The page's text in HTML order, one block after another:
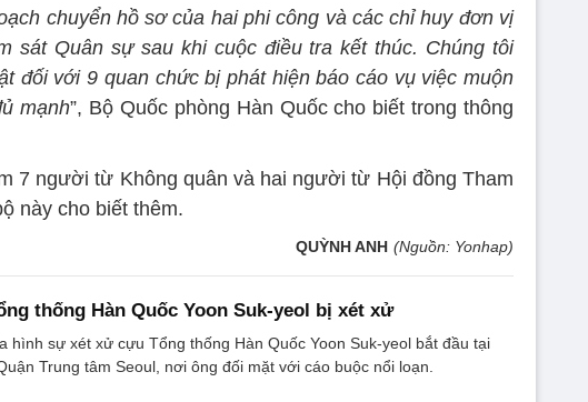
chuyển hồ sơ của hai phi công và các chỉ huy đơn vị
sát Quân sự sau khi cuộc điều tra kết thúc. Chúng tôi
đối với 9 quan chức bị phát hiện báo cáo vụ việc muộn
mạnh”, Bộ Quốc phòng Hàn Quốc cho biết trong thông
7 người từ Không quân và hai người từ Hội đồng Tham
này cho biết thêm.
QUỲNH ANH (Nguồn: Yonhap)
thống Hàn Quốc Yoon Suk-yeol bị xét xử
hình sự xét xử cựu Tổng thống Hàn Quốc Yoon Suk-yeol bắt đầu tại
Trung tâm Seoul, nơi ông đối mặt với cáo buộc nổi loạn.